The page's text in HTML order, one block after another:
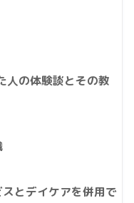
人の体験談とその教
とデイケアを併用で